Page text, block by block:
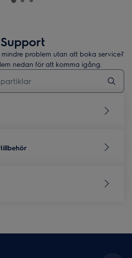
Support
problem utan att boka service?
nedan för att komma igång.